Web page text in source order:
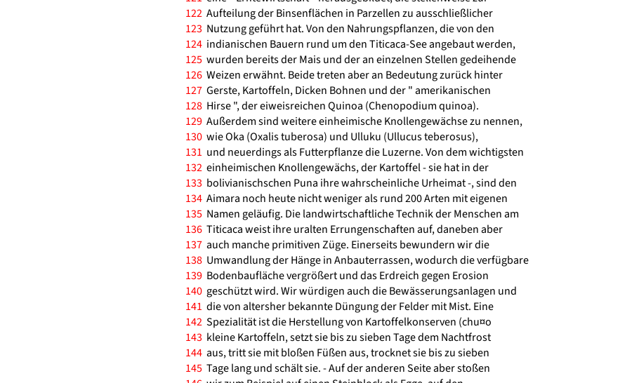
122 Aufteilung der Binsenflächen in Parzellen zu ausschließlicher
123 Nutzung geführt hat. Von den Nahrungspflanzen, die von den
124 indianischen Bauern rund um den Titicaca-See angebaut werden,
125 wurden bereits der Mais und der an einzelnen Stellen gedeihende
126 Weizen erwähnt. Beide treten aber an Bedeutung zurück hinter
127 Gerste, Kartoffeln, Dicken Bohnen und der " amerikanischen
128 Hirse ", der eiweisreichen Quinoa (Chenopodium quinoa).
129 Außerdem sind weitere einheimische Knollengewächse zu nennen,
130 wie Oka (Oxalis tuberosa) und Ulluku (Ullucus teberosus),
131 und neuerdings als Futterpflanze die Luzerne. Von dem wichtigsten
132 einheimischen Knollengewächs, der Kartoffel - sie hat in der
133 bolivianischschen Puna ihre wahrscheinliche Urheimat -, sind den
134 Aimara noch heute nicht weniger als rund 200 Arten mit eigenen
135 Namen geläufig. Die landwirtschaftliche Technik der Menschen am
136 Titicaca weist ihre uralten Errungenschaften auf, daneben aber
137 auch manche primitiven Züge. Einerseits bewundern wir die
138 Umwandlung der Hänge in Anbauterrassen, wodurch die verfügbare
139 Bodenbaufläche vergrößert und das Erdreich gegen Erosion
140 geschützt wird. Wir würdigen auch die Bewässerungsanlagen und
141 die von altersher bekannte Düngung der Felder mit Mist. Eine
142 Spezialität ist die Herstellung von Kartoffelkonserven (chu¤o
143 kleine Kartoffeln, setzt sie bis zu sieben Tage dem Nachtfrost
144 aus, tritt sie mit bloßen Füßen aus, trocknet sie bis zu sieben
145 Tage lang und schält sie. - Auf der anderen Seite aber stoßen